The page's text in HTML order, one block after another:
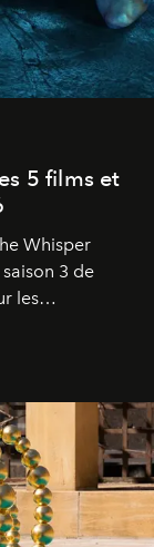
5 films et
Whisper
3 de
les